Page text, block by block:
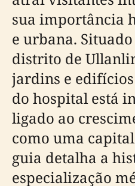
sua importância
e urbana.
distrito de
jardins e
do hospital está
ligado ao
como uma
guia detalha a
especialização